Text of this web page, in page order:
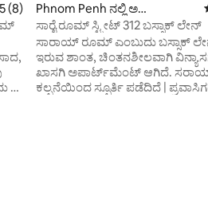
5 ಸರಾಸರಿ ರೇಟಿಂಗ್, 8 ವಿಮರ್ಶೆಗಳು
5 (8)
—
Phnom Penh ನಲ್ಲಿ ಅ
ಪಾರ್ಟ್‌ಮಂಟ್
ಸಾರೈ ರೂಮ್ ಸ್ಟ್ರೀಟ್ 312 ಬಸ್ಸಾಕ್ ಲೇನ್
ಸಾರಾಯ್ ರೂಮ್ ಎಂಬುದು ಬಸ್ಸಾಕ್
ಇರುವ ಶಾಂತ, ಚಿಂತನಶೀಲವಾಗಿ
ಖಾಸಗಿ ಅಪಾರ್ಟ್‌ಮೆಂಟ್ ಆಗಿದೆ. ಸರಾಯ್‌ನ
ಕಲ್ಪನೆಯಿಂದ ಸ್ಫೂರ್ತಿ ಪಡೆದಿದೆ |